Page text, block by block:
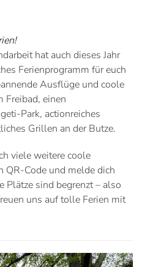
hat auch dieses Jahr
Ferienprogramm für euch
Ausflüge und coole
einen
Park, actionreiches
Grillen an der Butze.
viele weitere coole
QR-Code und melde dich
Plätze sind begrenzt – also
uns auf tolle Ferien mit